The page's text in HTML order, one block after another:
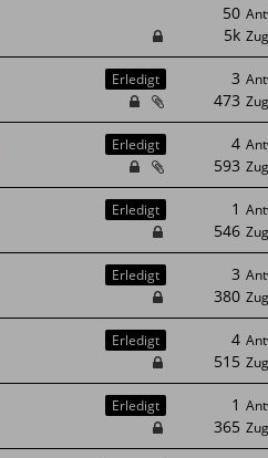
Erledigt
Erledigt
Erledigt
Erledigt
Erledigt
Erledigt